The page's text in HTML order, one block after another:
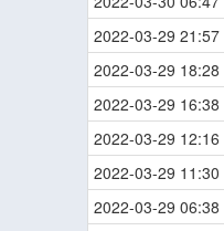
2022-03-29 21:57
2022-03-29 18:28
2022-03-29 16:38
2022-03-29 12:16
2022-03-29 11:30
2022-03-29 06:38